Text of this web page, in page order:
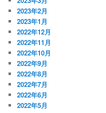
2023年2月
2023年1月
2022年12月
2022年11月
2022年10月
2022年9月
2022年8月
2022年7月
2022年6月
2022年5月